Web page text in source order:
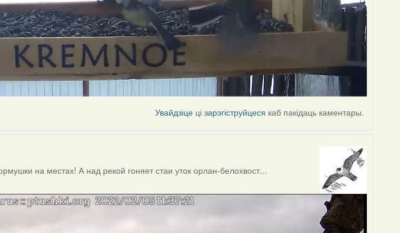
Увайдзіце цізарэгіструйцеся каб пакідаць каментары.
на местах! А над рекой гоняет стаи уток орлан-белохвост...